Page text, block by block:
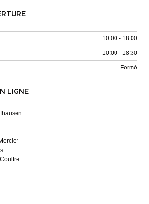
10:00 - 18:00
10:00 - 18:30
Fermé
LIGNE